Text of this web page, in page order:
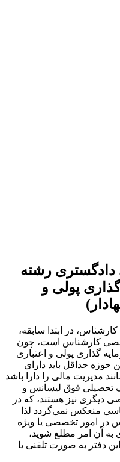
رشته
پولی و
در ابتدا سابقه،
کارشناس است، چون
گذاری پولی و اعتباری
حوزه حداقل باید دارای
مدیریت مالی را دارا باشد
تحصیلی فوق لیسانس و
دیگری نیز هستند، که در
منعکس نمی‌گردد لذا
در امور تخصصی یا ویژه
آن امر مطلع شوید،
دفتر به صورت تلفنی یا